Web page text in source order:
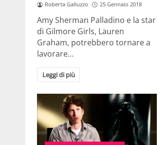
Roberta Galluzzo 25 Gennaio 2018
Amy Sherman Palladino e la star
di Gilmore Girls, Lauren
Graham, potrebbero tornare a
lavorare…
Leggi di più